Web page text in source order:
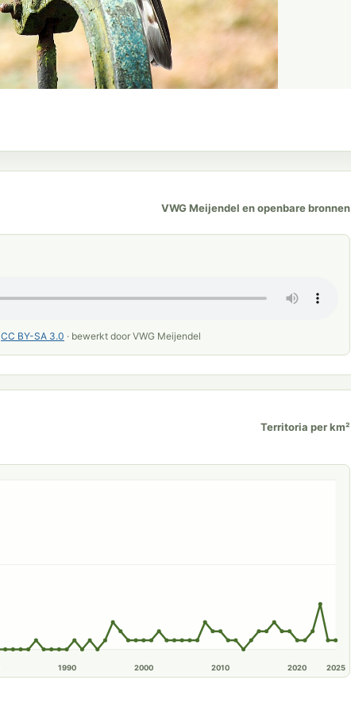
VWG Meijendel en openbare bronnen
CC BY-SA 3.0 · bewerkt door VWG Meijendel
Territoria per km²
1990 2000 2010 2020 2025